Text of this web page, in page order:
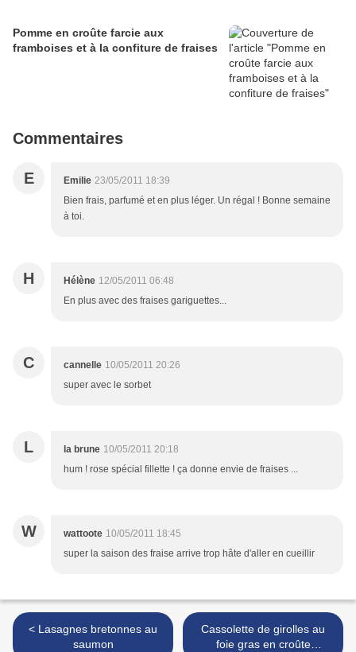
Pomme en croûte farcie aux
framboises et à la confiture de fraises
Commentaires
E Emilie 23/05/2011 18:39
Bien frais, parfumé et en plus léger. Un régal ! Bonne semaine
à toi.
H Hélène 12/05/2011 06:48
En plus avec des fraises gariguettes...
C cannelle 10/05/2011 20:26
super avec le sorbet
L la brune 10/05/2011 20:18
hum ! rose spécial fillette ! ça donne envie de fraises ...
W wattoote 10/05/2011 18:45
super la saison des fraise arrive trop hâte d'aller en cueillir
< Lasagnes bretonnes au
saumon
Cassolette de girolles au
foie gras en croûte